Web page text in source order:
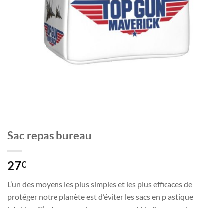
Sac repas bureau
27€
L’un des moyens les plus simples et les plus efficaces de
protéger notre planète est d’éviter les sacs en plastique